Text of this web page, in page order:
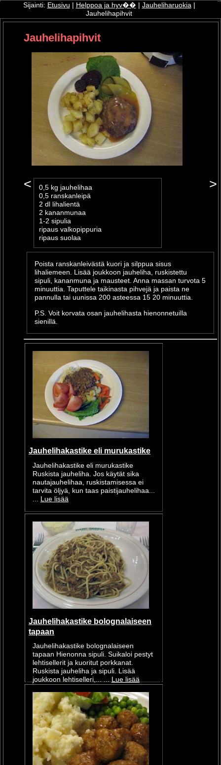
Sijainti: Etusivu Helppoa ja hyv�� Jauheliharuokia|
Jauhelihapihvit
Jauhelihapihvit
< >
0,5 kg jauhelihaa
0,5 ranskanleipä
2 dl lihalientä
2 kananmunaa
1-2 sipulia
ripaus valkopippuria
ripaus suolaa
Poista ranskanleivästä kuori ja silppua sisus
lihaliemeen. Lisää joukkoon jauheliha, ruskistettu
sipuli, kananmuna ja mausteet. Anna massan turvota 5
minuuttia. Taputtele taikinasta pihvejä ja paista ne
pannulla tai uunissa 200 asteessa 15 20 minuuttia.
P.S. Voit korvata osan jauhelihasta hienonnetuilla
sienillä.
Jauhelihakastike eli murukastike
Jauhelihakastike eli murukastike
Ruskista jauheliha. Jos käytät sika
nautajauhelihaa, ruskistamisessa ei
tarvita öljyä, kun taas paistijauhelihaa...
Lue lisää
Jauhelihakastike bolognalaiseen
tapaan
Jauhelihakastike bolognalaiseen
tapaan Hienonna sipuli. Suikaloi pestyt
lehtisellerit ja kuoritut porkkanat.
Ruskista jauheliha ja sipuli. Lisää
joukkoon lehtiselleri,... ... Lue lisää